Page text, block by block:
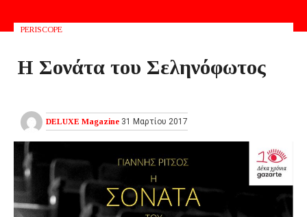
PERISCOPE
Η Σονάτα του Σεληνόφωτος
DELUXE Magazine 31 Μαρτίου 2017